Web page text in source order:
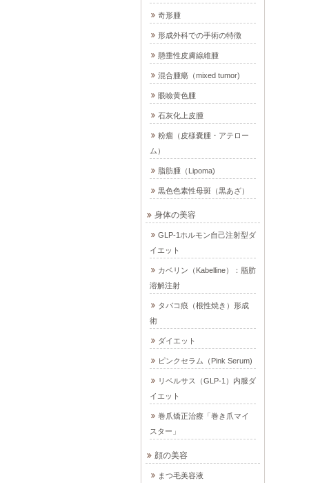
奇形腫
形成外科での手術の特徴
懸垂性皮膚線維腫
混合腫瘍（mixed tumor)
眼瞼黄色腫
石灰化上皮腫
粉瘤（皮様嚢腫・アテロー
ム）
脂肪腫（Lipoma)
黒色色素性母斑（黒あざ）
身体の美容
GLP-1ホルモン自己注射型ダ
イエット
カベリン（Kabelline）：脂肪
溶解注射
タバコ痕（根性焼き）形成
術
ダイエット
ピンクセラム（Pink Serum)
リベルサス（GLP-1）内服ダ
イエット
巻爪矯正治療「巻き爪マイ
スター」
顔の美容
まつ毛美容液